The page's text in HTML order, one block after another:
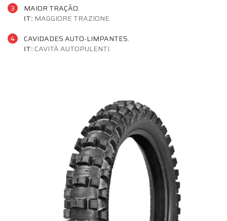
3
MAIOR TRAÇÃO.
IT: MAGGIORE TRAZIONE.
4
CAVIDADES AUTO-LIMPANTES.
IT: CAVITÀ AUTOPULENTI.